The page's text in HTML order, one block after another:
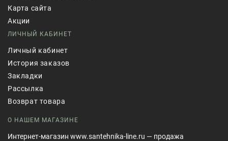
Карта сайта
Акции
ЛИЧНЫЙ КАБИНЕТ
Личный кабинет
История заказов
Закладки
Рассылка
Возврат товара
О НАШЕМ МАГАЗИНЕ
Интернет-магазин www.santehnika-line.ru — продажа